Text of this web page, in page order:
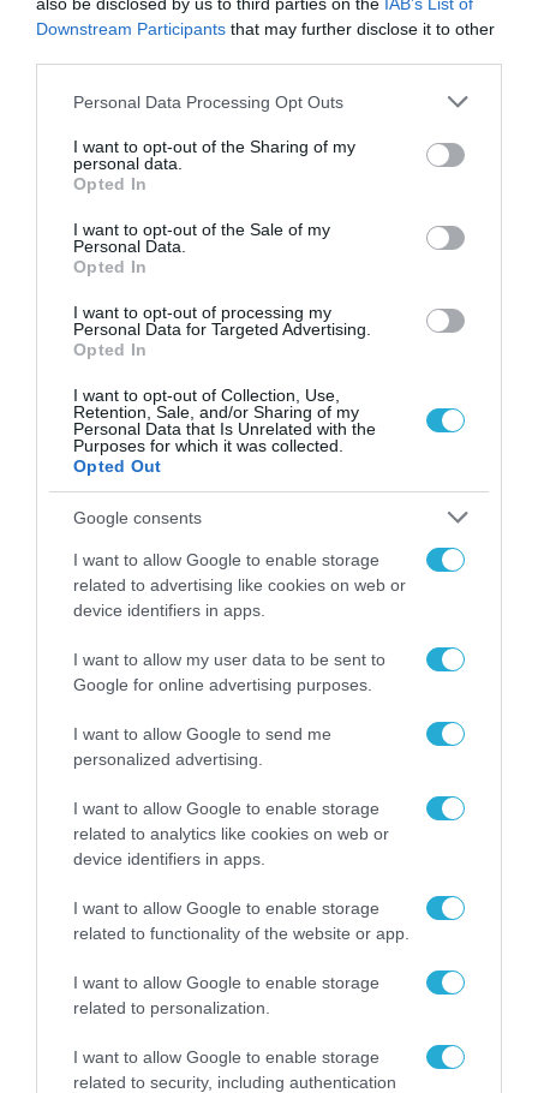
Downstream Participants that may further disclose it to other
Please note that this website/app uses one or more Google
not limited to your visit or usage behaviour. You may click to
grant or deny consent to Google and its third-party tags to
use your data for below specified purposes in below Google
consent section.
Personal Data Processing Opt Outs
I want to opt-out of the Sharing of my
personal data.
Opted In
I want to opt-out of the Sale of my
Personal Data.
Opted In
I want to opt-out of processing my
Personal Data for Targeted Advertising.
Opted In
I want to opt-out of Collection, Use,
Retention, Sale, and/or Sharing of my
Personal Data that Is Unrelated with the
Purposes for which it was collected.
Opted Out
Google consents
I want to allow Google to enable storage
related to advertising like cookies on web or
device identifiers in apps.
I want to allow my user data to be sent to
Google for online advertising purposes.
I want to allow Google to send me
personalized advertising.
I want to allow Google to enable storage
related to analytics like cookies on web or
device identifiers in apps.
I want to allow Google to enable storage
related to functionality of the website or app.
I want to allow Google to enable storage
related to personalization.
I want to allow Google to enable storage
related to security, including authentication
29.02.2024
ΟΙΚΟΝΟΜΙΑ
Πιτσιλής: Τον Μάρτιο θα γίνει το
λανσάρισμα της εφαρμογής της
ΑΑΔΕ
28.02.2024
ΨΗΦΙΑΚΟΣ ΜΕΤΑΣΧΗΜΑΤΙΣΜΟΣ
Ο Δημήτρης Παπαστεργίου δίνει
«κλήση» στις τηλεπικοινωνίες
28.02.2024